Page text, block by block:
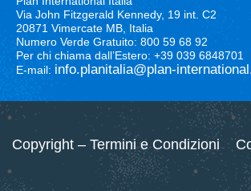
Via John Fitzgerald Kennedy, 19 int. C2
20871 Vimercate MB, Italia
Numero Verde Gratuito: 800 59 68 92
Per chi chiama dall’Estero: +39 039 6848701
E-mail: info.planitalia@plan-
Copyright – Termini e Condizioni